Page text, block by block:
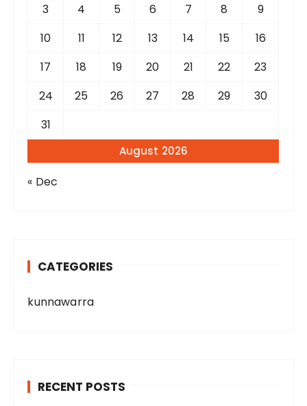
August 2026
3
4 5 6 7 8
9
10
11 12 13 14 15
16
17
18 19 20 21 22
23
24
25 26 27 28 29
30
31
« Dec
CATEGORIES
kunnawarra
RECENT POSTS